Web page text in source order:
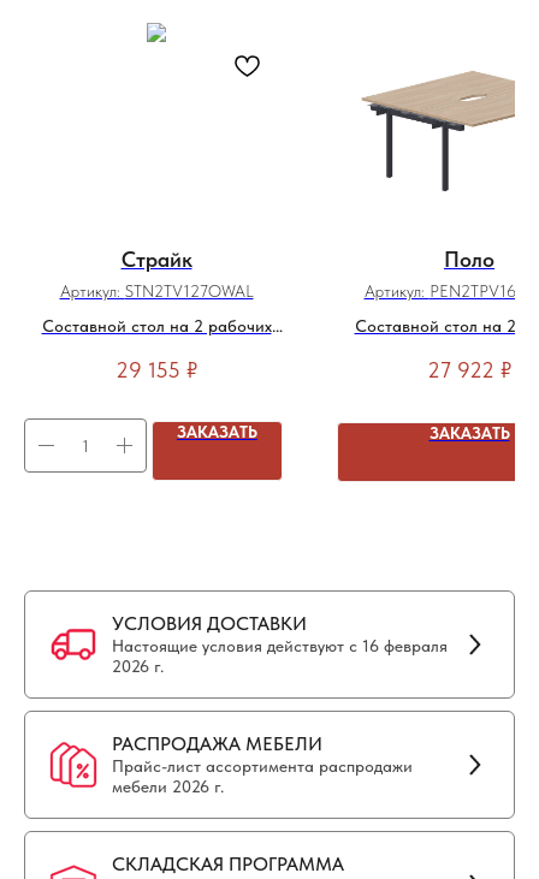
Страйк
Артикул: STN2TV127OWAL
Составной стол на 2 рабочих
эргономичных выреза)
29 155 ₽
ЗАКАЗАТЬ
Поло
Артикул:
Составной стол на 2
эргономичных
27 922 ₽
ЗАКАЗАТЬ
УСЛОВИЯ ДОСТАВКИ
Настоящие условия действуют с 16 февраля
2026 г.
РАСПРОДАЖА МЕБЕЛИ
Прайс-лист ассортимента распродажи
мебели 2026 г.
СКЛАДСКАЯ ПРОГРАММА